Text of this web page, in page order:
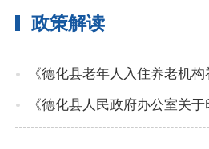
政策解读
《德化县老年人入住养老机
《德化县人民政府办公室关